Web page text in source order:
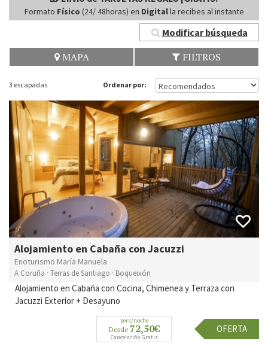
Formato Físico (24/ 48horas) en Digitalla recibes al instante
Modificar búsqueda
MAPA FILTROS
3 escapadas Ordenar por:
Alojamiento en Cabaña con Jacuzzi
Enoturismo María Manuela
A Coruña · Terras de Santiago · Boqueixón
Alojamiento en Cabaña con Cocina, Chimenea y Terraza con
Jacuzzi Exterior + Desayuno
pers/noche
Desde 72,50€
Cancelación Gratis
OFERTA